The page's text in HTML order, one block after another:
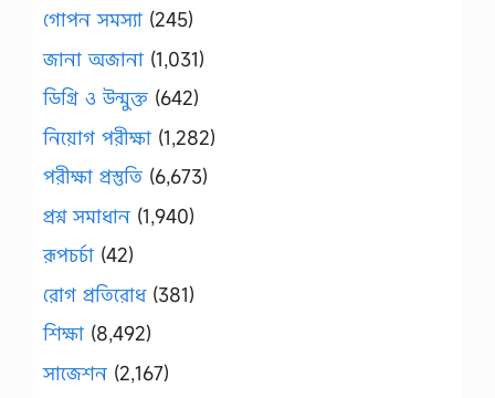
গোপন সমস্যা (245)
জানা অজানা (1,031)
ডিগ্রি ও উন্মুক্ত (642)
নিয়োগ পরীক্ষা (1,282)
পরীক্ষা প্রস্তুতি (6,673)
প্রশ্ন সমাধান (1,940)
রূপচর্চা (42)
রোগ প্রতিরোধ(381)
শিক্ষা (8,492)
সাজেশন (2,167)